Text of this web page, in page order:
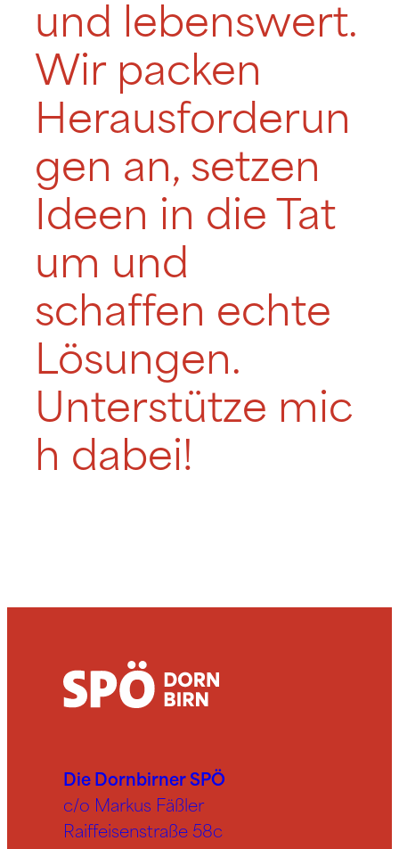
und lebenswert.
Wir packen
Herausforderun
gen an, setzen
Ideen in die Tat
um und
schaffen echte
Lösungen.
Unterstütze mic
h dabei!
Die Dornbirner SPÖ
c/o Markus Fäßler
Raiffeisenstraße 58c